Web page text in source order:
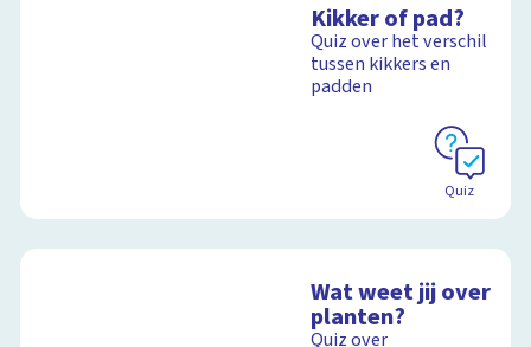
Veluwe
Kikker of pad?
Quiz over het verschil
tussen kikkers en
padden
Quiz
Wat weet jij over
planten?
Quiz over